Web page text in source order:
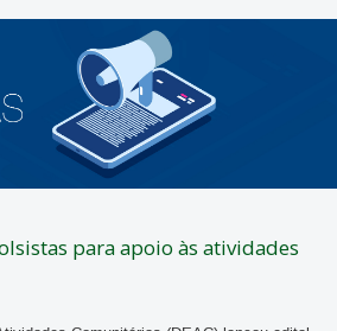
para apoio às atividades